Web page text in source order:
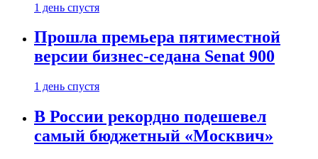
1 день спустя
Прошла премьера пятиместной
версии бизнес-седана Senat 900
1 день спустя
В России рекордно подешевел
самый бюджетный «Москвич»